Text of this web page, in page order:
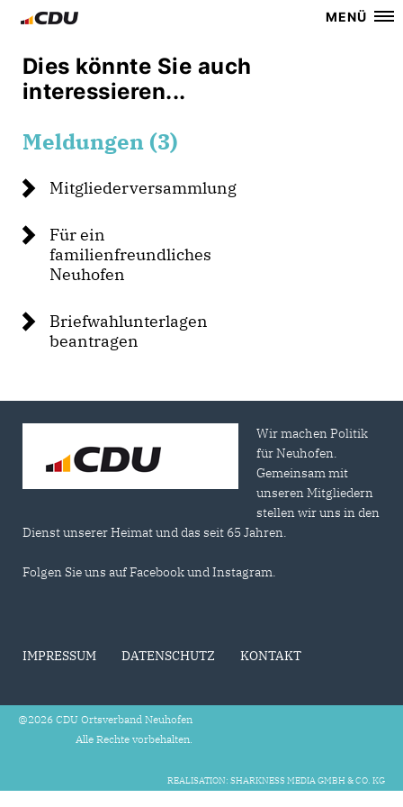
MENÜ
Dies könnte Sie auch
interessieren...
Meldungen (3)
Mitgliederversammlung
Für ein
familienfreundliches
Neuhofen
Briefwahlunterlagen
beantragen
Wir machen Politik
für Neuhofen.
Gemeinsam mit
unseren Mitgliedern
stellen wir uns in den
Dienst unserer Heimat und das seit 65 Jahren.
Folgen Sie uns auf Facebook und Instagram.
IMPRESSUM DATENSCHUTZ KONTAKT
@2026 CDU Ortsverband Neuhofen
Alle Rechte vorbehalten.
REALISATION: SHARKNESS MEDIA GMBH & CO. KG